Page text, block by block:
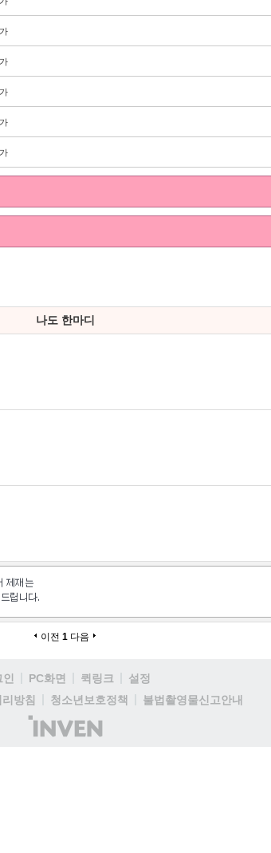
나도 한마디
이전 1 다음
PC화면 퀵링크
설정
방침 청소년보호정책
불법촬영물신고안내
(주)
인